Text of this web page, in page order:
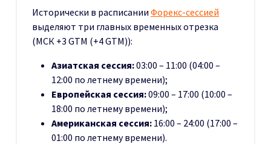
Исторически в расписании Форекс-сессией
выделяют три главных временных отрезка
(МСК +3 GTM (+4 GTM)):
Азиатская сессия:03:00 – 11:00 (04:00 –
12:00 по летнему времени);
Европейская сессия:09:00 – 17:00 (10:00 –
18:00 по летнему времени);
Американская сессия: 16:00 – 24:00 (17:00 –
01:00 по летнему времени).